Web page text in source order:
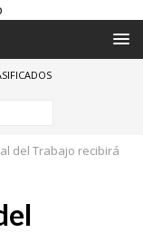
del Trabajo recibirá